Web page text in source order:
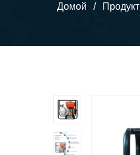
Домой / Продукт